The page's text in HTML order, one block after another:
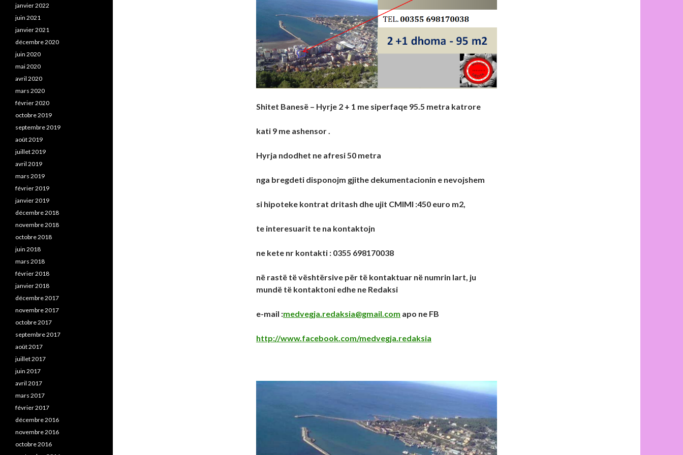
Shitet Banesë – Hyrje 2 + 1 me siperfaqe 95.5 metra katrore
kati 9 me ashensor .
Hyrja ndodhet ne afresi 50 metra
nga bregdeti disponojm gjithe dekumentacionin e nevojshem
si hipoteke kontrat dritash dhe ujit CMIMI :450 euro m2,
te interesuarit te na kontaktojn
ne kete nr kontakti : 0355 698170038
në rastë të vështërsive për të kontaktuar në numrin lart, ju
mundë të kontaktoni edhe ne Redaksi
e-mail :medvegja.redaksia@gmail.com apo ne FB
http://www.facebook.com/medvegja.redaksia
janvier 2022
juin 2021
janvier 2021
décembre 2020
juin 2020
mai 2020
avril 2020
mars 2020
février 2020
octobre 2019
septembre 2019
août 2019
juillet 2019
avril 2019
mars 2019
février 2019
janvier 2019
décembre 2018
novembre 2018
octobre 2018
juin 2018
mars 2018
février 2018
janvier 2018
décembre 2017
novembre 2017
octobre 2017
septembre 2017
août 2017
juillet 2017
juin 2017
avril 2017
mars 2017
février 2017
décembre 2016
novembre 2016
octobre 2016